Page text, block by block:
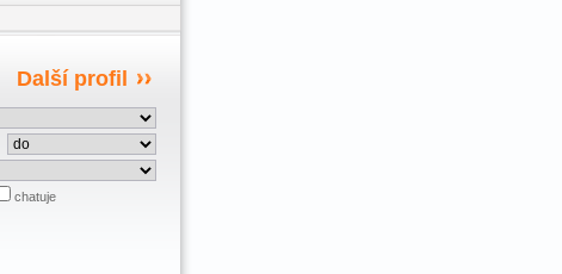
Další profil
chatuje